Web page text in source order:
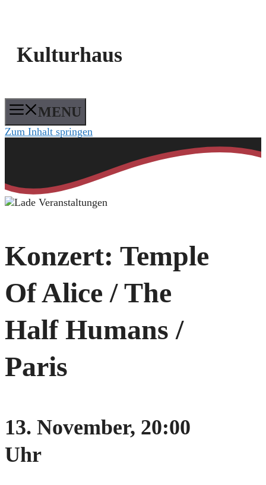
Kulturhaus
MENU
Zum Inhalt springen
Konzert: Temple
Of Alice / The
Half Humans /
Paris
13. November, 20:00
Uhr